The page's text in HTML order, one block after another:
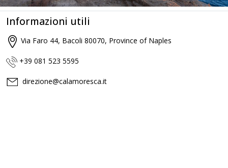
Informazioni utili
Via Faro 44, Bacoli 80070, Province of Naples
+39 081 523 5595
direzione@calamoresca.it